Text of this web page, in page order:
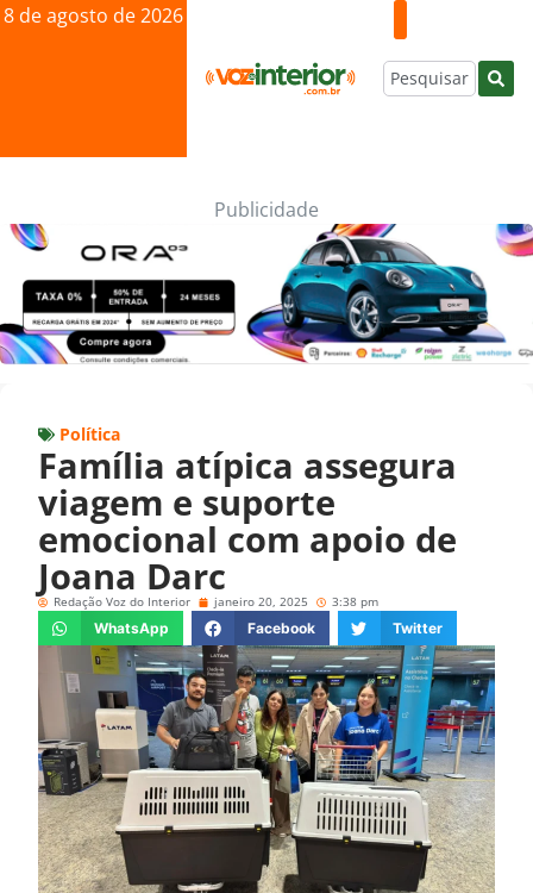
8 de agosto de 2026
Publicidade
Política
Família atípica assegura
viagem e suporte
emocional com apoio de
Joana Darc
Redação Voz do Interior janeiro 20, 2025 3:38 pm
WhatsApp Facebook Twitter